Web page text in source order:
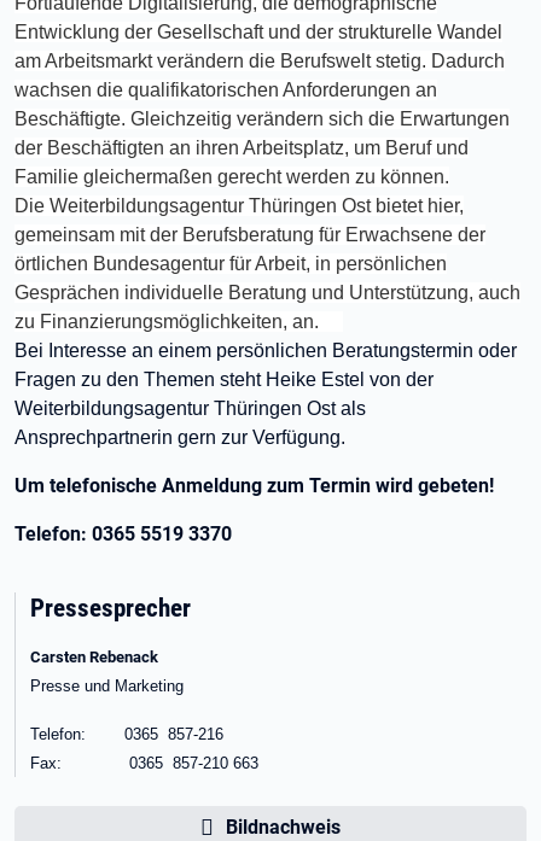
Entwicklung der Gesellschaft und der strukturelle Wandel
am Arbeitsmarkt verändern die Berufswelt stetig. Dadurch
wachsen die qualifikatorischen Anforderungen an
Beschäftigte. Gleichzeitig verändern sich die Erwartungen
der Beschäftigten an ihren Arbeitsplatz, um Beruf und
Familie gleichermaßen gerecht werden zu können.
Die Weiterbildungsagentur Thüringen Ost bietet hier,
gemeinsam mit der Berufsberatung für Erwachsene der
örtlichen Bundesagentur für Arbeit, in persönlichen
Gesprächen individuelle Beratung und Unterstützung, auch
zu Finanzierungsmöglichkeiten, an.
Bei Interesse an einem persönlichen Beratungstermin oder
Fragen zu den Themen steht Heike Estel von der
Weiterbildungsagentur Thüringen Ost als
Ansprechpartnerin gern zur Verfügung.
Um telefonische Anmeldung zum Termin wird gebeten!
Telefon: 0365 5519 3370
Pressesprecher
Carsten Rebenack
Presse und Marketing
Telefon: 0365 857-216
Fax: 0365 857-210 663
Bildnachweis